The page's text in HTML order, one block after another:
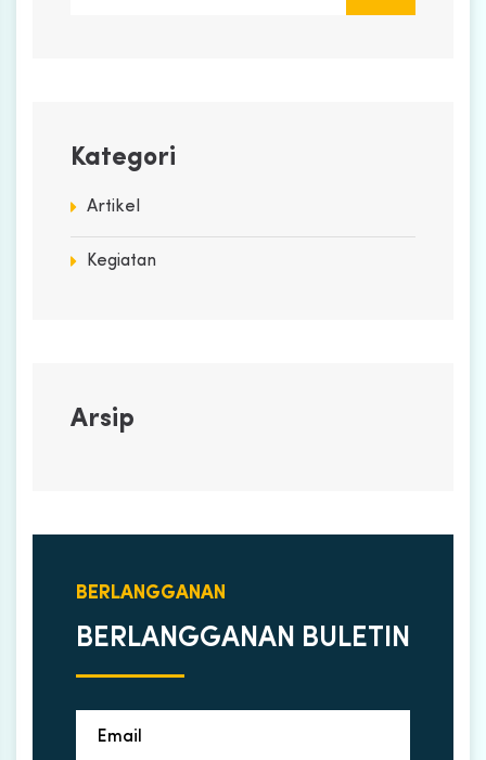
Kategori
Artikel
Kegiatan
Arsip
BERLANGGANAN
BERLANGGANAN BULETIN